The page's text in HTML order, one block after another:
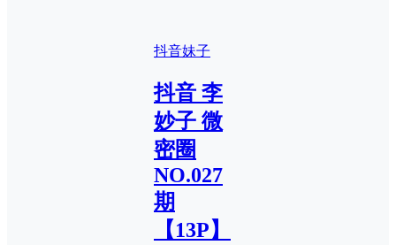
抖音妹子
抖音 李
妙子 微
密圈
NO.027
期
【13P】